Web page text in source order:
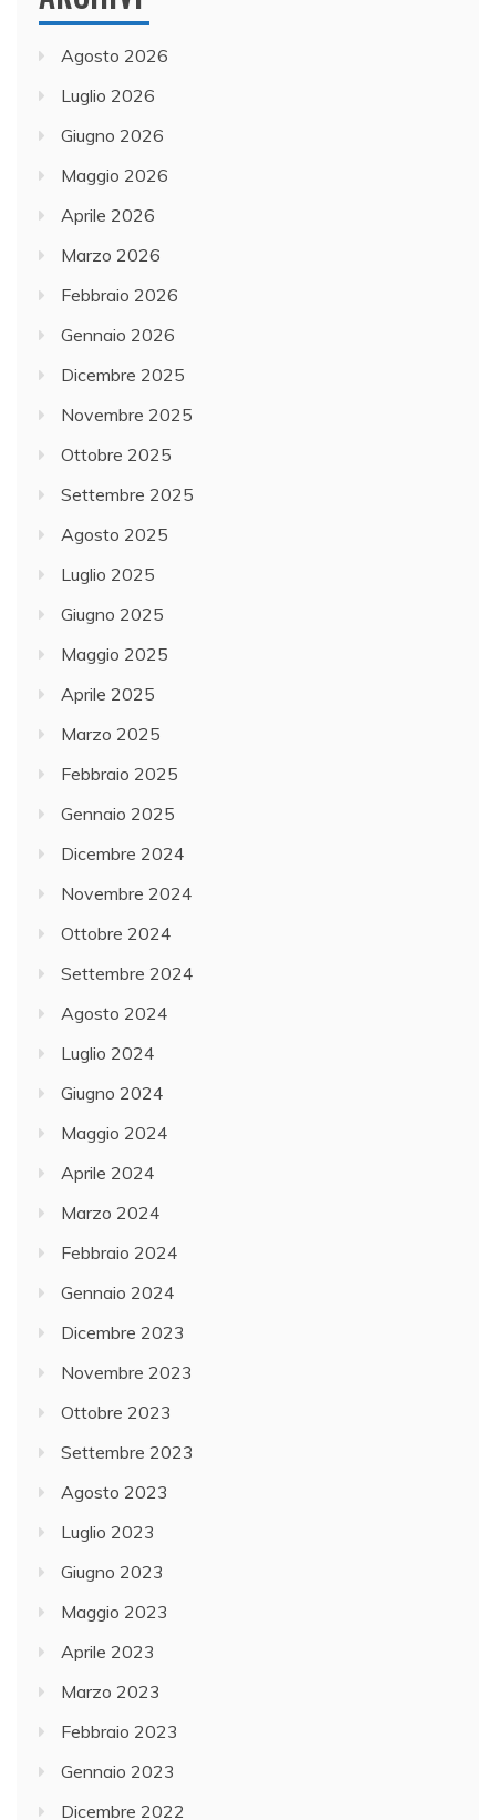
Agosto 2026
Luglio 2026
Giugno 2026
Maggio 2026
Aprile 2026
Marzo 2026
Febbraio 2026
Gennaio 2026
Dicembre 2025
Novembre 2025
Ottobre 2025
Settembre 2025
Agosto 2025
Luglio 2025
Giugno 2025
Maggio 2025
Aprile 2025
Marzo 2025
Febbraio 2025
Gennaio 2025
Dicembre 2024
Novembre 2024
Ottobre 2024
Settembre 2024
Agosto 2024
Luglio 2024
Giugno 2024
Maggio 2024
Aprile 2024
Marzo 2024
Febbraio 2024
Gennaio 2024
Dicembre 2023
Novembre 2023
Ottobre 2023
Settembre 2023
Agosto 2023
Luglio 2023
Giugno 2023
Maggio 2023
Aprile 2023
Marzo 2023
Febbraio 2023
Gennaio 2023
Dicembre 2022